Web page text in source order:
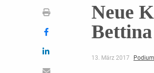
Neue
13. März 2017 Podium